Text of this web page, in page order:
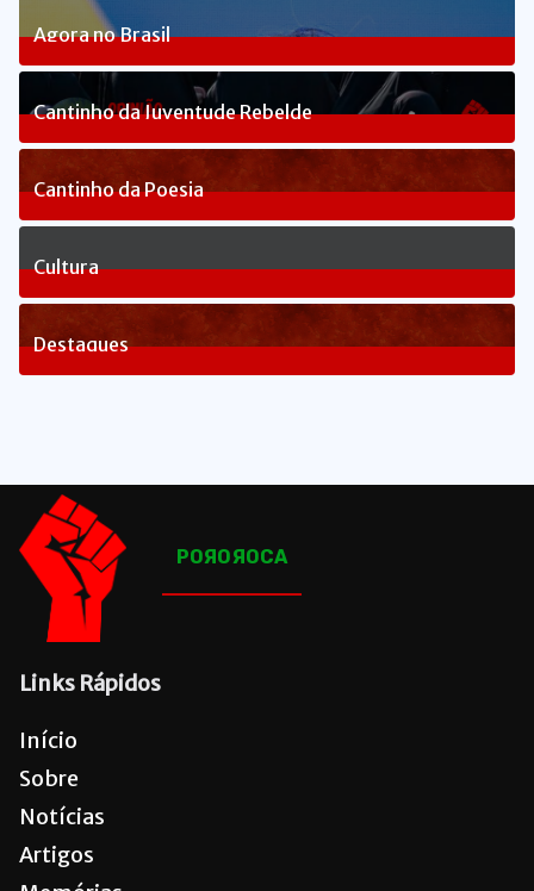
Agora no Brasil
235Posts
Cantinho da Juventude Rebelde
3Posts
Cantinho da Poesia
1Posts
Cultura
81Posts
Destaques
POЯOЯOCA
Links Rápidos
Início
Sobre
Notícias
Artigos